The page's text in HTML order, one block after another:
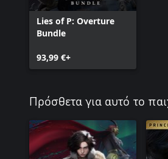
Lies of P: Overture
Bundle
93,99 €+
Πρόσθετα για αυτό το